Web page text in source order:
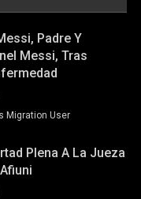
Padre Y
Messi, Tras
Migration User
Plena A La Jueza